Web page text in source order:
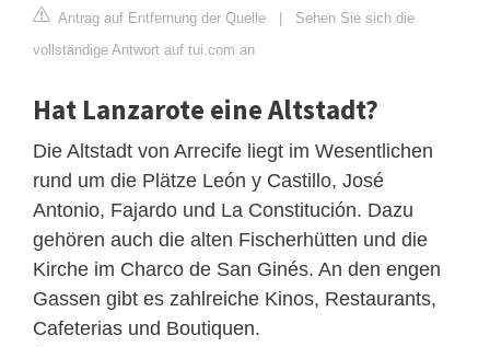
Antrag auf Entfernung der Quelle | Sehen Sie sich die
vollständige Antwort auf tui.com an
Hat Lanzarote eine Altstadt?
Die Altstadt von Arrecife liegt im Wesentlichen
rund um die Plätze León y Castillo, José
Antonio, Fajardo und La Constitución. Dazu
gehören auch die alten Fischerhütten und die
Kirche im Charco de San Ginés. An den engen
Gassen gibt es zahlreiche Kinos, Restaurants,
Cafeterias und Boutiquen.